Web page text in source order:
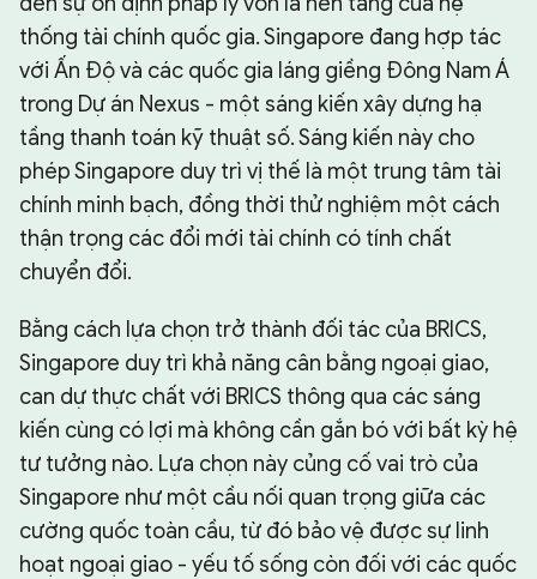
thống tài chính quốc gia. Singapore đang hợp tác
với Ấn Độ và các quốc gia láng giềng Đông Nam Á
trong Dự án Nexus - một sáng kiến xây dựng hạ
tầng thanh toán kỹ thuật số. Sáng kiến này cho
phép Singapore duy trì vị thế là một trung tâm tài
chính minh bạch, đồng thời thử nghiệm một cách
thận trọng các đổi mới tài chính có tính chất
chuyển đổi.
Bằng cách lựa chọn trở thành đối tác của BRICS,
Singapore duy trì khả năng cân bằng ngoại giao,
can dự thực chất với BRICS thông qua các sáng
kiến cùng có lợi mà không cần gắn bó với bất kỳ hệ
tư tưởng nào. Lựa chọn này củng cố vai trò của
Singapore như một cầu nối quan trọng giữa các
cường quốc toàn cầu, từ đó bảo vệ được sự linh
hoạt ngoại giao - yếu tố sống còn đối với các quốc